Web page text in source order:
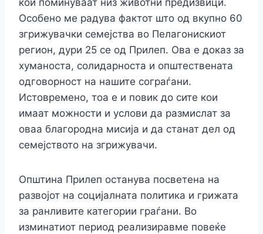
кои поминуваат низ животни предизвици.
Особено ме радува фактот што од вкупно 60
згрижувачки семејства во Пелагонискиот
регион, дури 25 се од Прилеп. Ова е доказ за
хуманоста, солидарноста и општествената
одговорност на нашите сограѓани.
Истовремено, тоа е и повик до сите кои
имаат можности и услови да размислат за
оваа благородна мисија и да станат дел од
семејството на згрижувачи.
Општина Прилеп останува посветена на
развојот на социјалната политика и грижата
за ранливите категории граѓани. Во
изминатиот период реализиравме повеќе